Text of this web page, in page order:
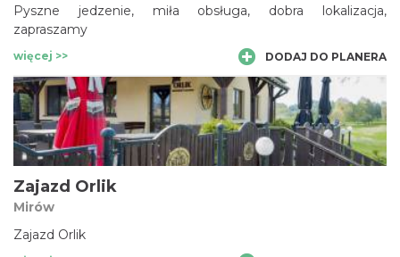
Pyszne jedzenie, miła obsługa, dobra lokalizacja,
zapraszamy
więcej >> DODAJ DO PLANERA
Zajazd Orlik
Mirów
Zajazd Orlik